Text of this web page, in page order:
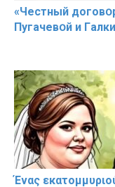
«Чeстный
Пугачевօй и
Ένας